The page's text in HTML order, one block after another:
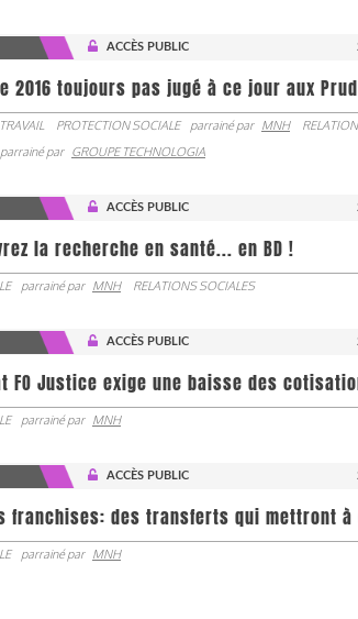
ACCÈS PUBLIC
2016 toujours pas jugé à ce jour aux
PROTECTION SOCIALE parrainé par MNH
parrainé par GROUPE TECHNOLOGIA
ACCÈS PUBLIC
la recherche en santé... en BD !
parrainé par MNH RELATIONS SOCIALES
ACCÈS PUBLIC
FO Justice exige une baisse des
parrainé par MNH
ACCÈS PUBLIC
franchises: des transferts qui mettront
parrainé par MNH